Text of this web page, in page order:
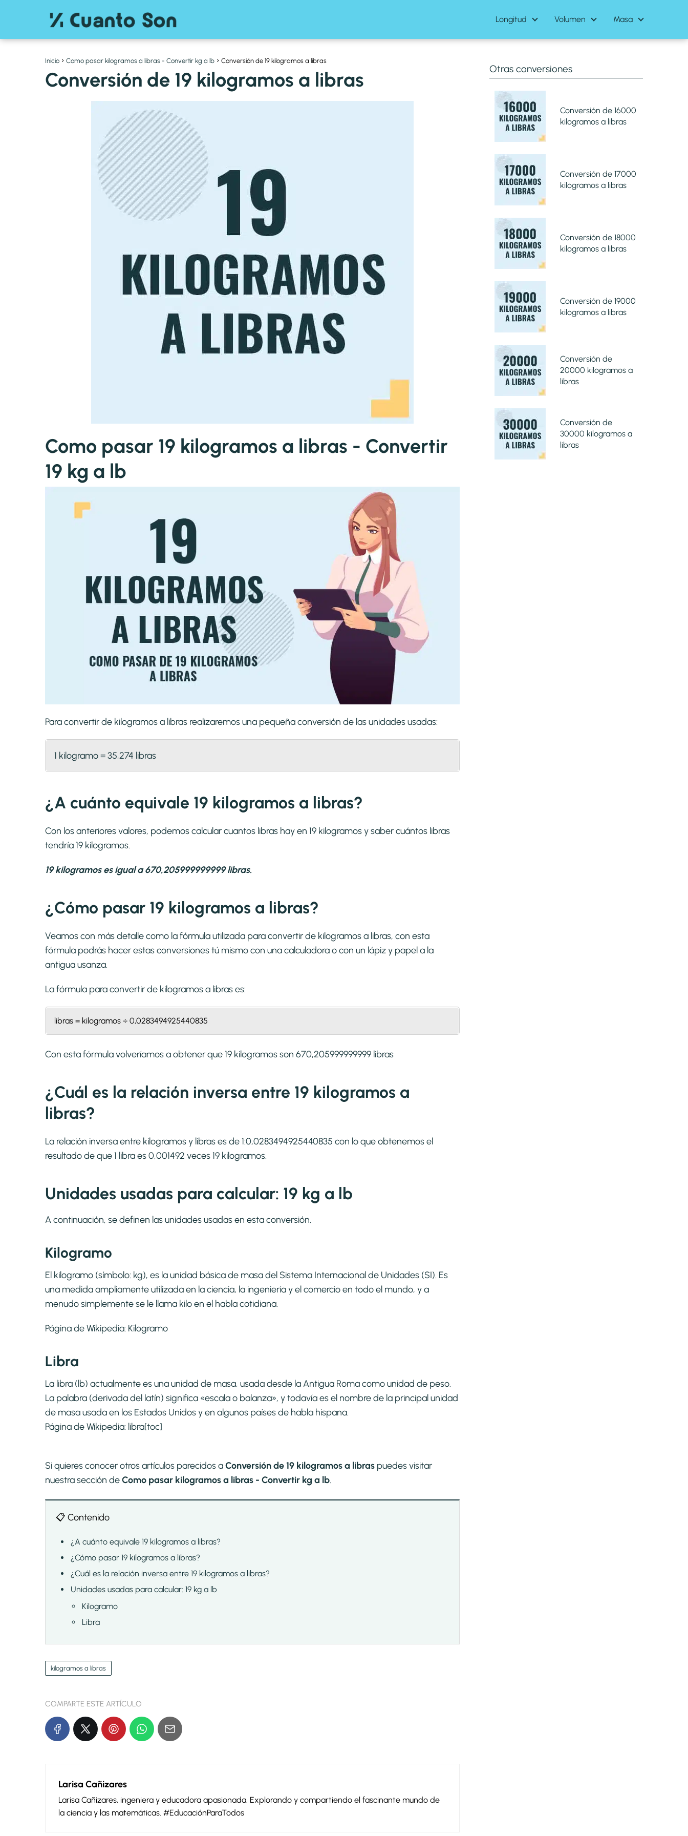
Longitud Volumen Masa
Inicio Como pasar kilogramos a libras - Convertir kg a lb Conversión de 19 kilogramos a libras
Conversión de 19 kilogramos a libras
Como pasar 19 kilogramos a libras - Convertir
19 kg a lb
Para convertir de kilogramos a libras realizaremos una pequeña conversión de las unidades usadas:
1 kilogramo = 35,274 libras
¿A cuánto equivale 19 kilogramos a libras?
Con los anteriores valores, podemos calcular cuantos libras hay en 19 kilogramos y saber cuántos libras
tendría 19 kilogramos.
19 kilogramos es igual a 670,205999999999 libras.
¿Cómo pasar 19 kilogramos a libras?
Veamos con más detalle como la fórmula utilizada para convertir de kilogramos a libras, con esta
fórmula podrás hacer estas conversiones tú mismo con una calculadora o con un lápiz y papel a la
antigua usanza.
La fórmula para convertir de kilogramos a librases:
libras = kilogramos ÷ 0,0283494925440835
Con esta fórmula volveríamos a obtener que 19 kilogramos son 670,205999999999 libras
¿Cuál es la relación inversa entre 19 kilogramos a
libras?
La relación inversa entre kilogramos y libras es de 1:0,0283494925440835 con lo que obtenemos el
resultado de que 1 libra es 0,001492 veces 19 kilogramos.
Unidades usadas para calcular: 19 kg a lb
A continuación, se definen las unidades usadas en esta conversión.
Kilogramo
El kilogramo​ (símbolo: kg),​ es la unidad básica de masa del Sistema Internacional de Unidades (SI). Es
una medida ampliamente utilizada en la ciencia, la ingeniería y el comercio en todo el mundo, y a
menudo simplemente se le llama kilo en el habla cotidiana.
Página de Wikipedia: Kilogramo
Libra
La libra (lb) actualmente es una unidad de masa, usada desde la Antigua Roma como unidad de peso.​
La palabra (derivada del latín) significa «escala o balanza», y todavía es el nombre de la principal unidad
de masa usada en los Estados Unidos y en algunos países de habla hispana.
Página de Wikipedia: libra[toc]
Si quieres conocer otros artículos parecidos aConversión de 19 kilogramos a libras puedes visitar
nuestra sección deComo pasar kilogramos a libras - Convertir kg a lb.
📋 Contenido
¿A cuánto equivale 19 kilogramos a libras?
¿Cómo pasar 19 kilogramos a libras?
¿Cuál es la relación inversa entre 19 kilogramos a libras?
Unidades usadas para calcular: 19 kg a lb
Kilogramo
Libra
kilogramos a libras
COMPARTE ESTE ARTÍCULO
Larisa Cañizares
Larisa Cañizares, ingeniera y educadora apasionada. Explorando y compartiendo el fascinante mundo de
la ciencia y las matemáticas. #EducaciónParaTodos
Otras conversiones
Conversión de 16000
kilogramos a libras
Conversión de 17000
kilogramos a libras
Conversión de 18000
kilogramos a libras
Conversión de 19000
kilogramos a libras
Conversión de
20000 kilogramos a
libras
Conversión de
30000 kilogramos a
libras